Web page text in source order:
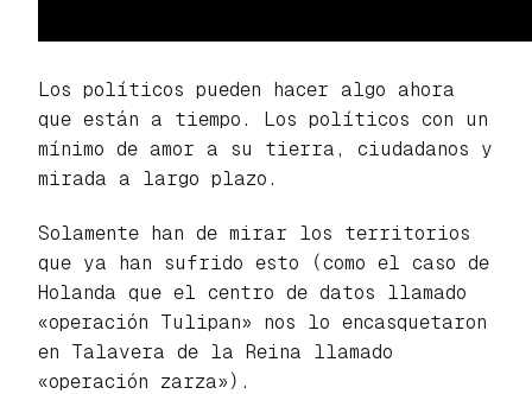
Los políticos pueden hacer algo ahora
que están a tiempo. Los políticos con un
mínimo de amor a su tierra, ciudadanos y
mirada a largo plazo.
Solamente han de mirar los territorios
que ya han sufrido esto (como el caso de
Holanda que el centro de datos llamado
«operación Tulipan» nos lo encasquetaron
en Talavera de la Reina llamado
«operación zarza»).